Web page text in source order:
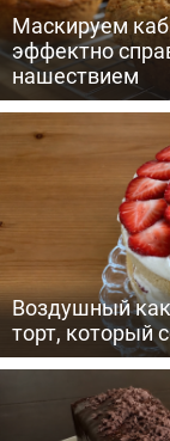
Маскируем
эффектно
нашествием
Воздушный
торт, который